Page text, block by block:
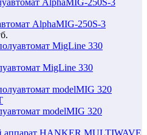
AlphaMIG-250S-3
MigLine 330
modelMIG 320